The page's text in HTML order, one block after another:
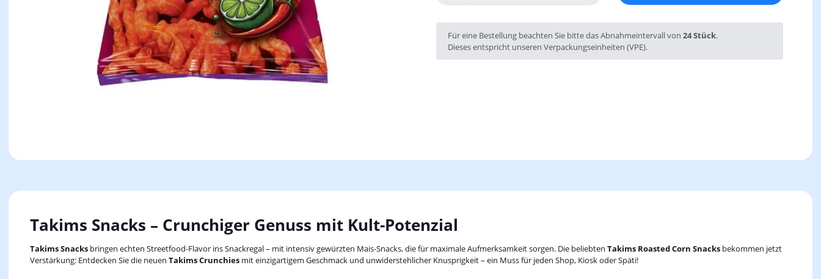
x
Für eine Bestellung beachten Sie bitte das Abnahmeintervall von 24 Stück.
Dieses entspricht unseren Verpackungseinheiten (VPE).
Takims Snacks – Crunchiger Genuss mit Kult-Potenzial
Takims Snacks bringen echten Streetfood-Flavor ins Snackregal – mit intensiv gewürzten Mais-Snacks, die für maximale Aufmerksamkeit sorgen. Die beliebten Takims Roasted Corn Snacks bekommen jetzt
Verstärkung: Entdecken Sie die neuen Takims Crunchies mit einzigartigem Geschmack und unwiderstehlicher Knusprigkeit – ein Muss für jeden Shop, Kiosk oder Späti!